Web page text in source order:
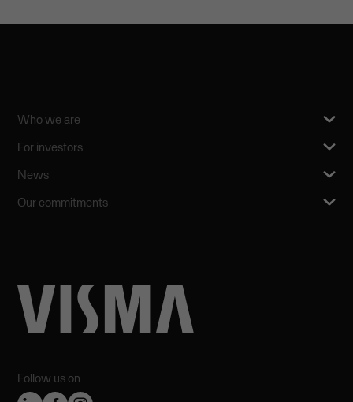
Follow us on
Who we are
For investors
News
Our commitments